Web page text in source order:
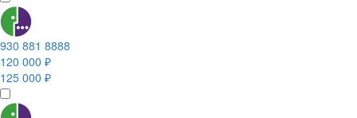
930 881 8888
120 000 ₽
125 000 ₽